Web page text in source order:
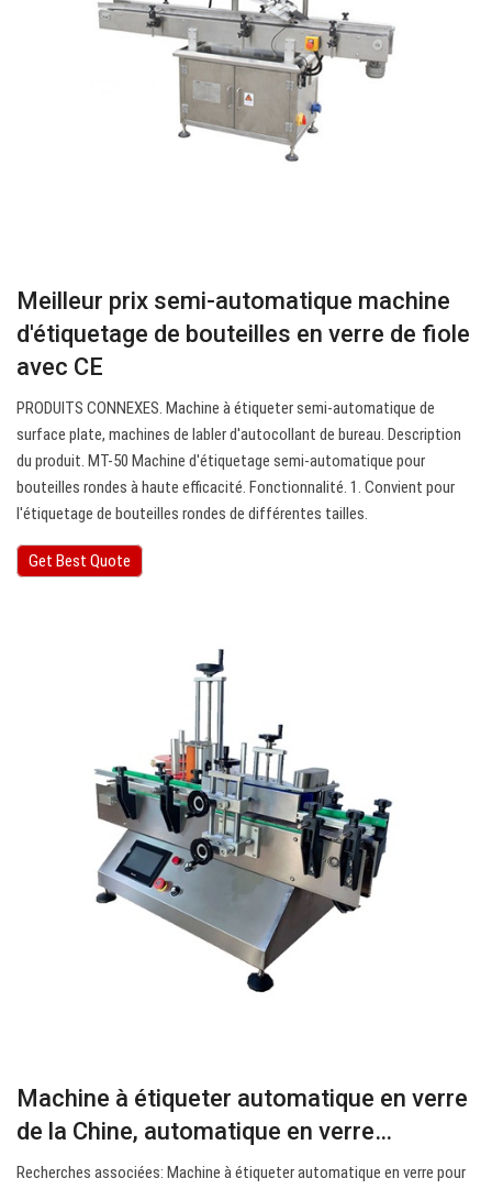
Meilleur prix semi-automatique machine
d'étiquetage de bouteilles en verre de fiole
avec CE
PRODUITS CONNEXES. Machine à étiqueter semi-automatique de
surface plate, machines de labler d'autocollant de bureau. Description
du produit. MT-50 Machine d'étiquetage semi-automatique pour
bouteilles rondes à haute efficacité. Fonctionnalité. 1. Convient pour
l'étiquetage de bouteilles rondes de différentes tailles.
Get Best Quote
Machine à étiqueter automatique en verre
de la Chine, automatique en verre…
Recherches associées: Machine à étiqueter automatique en verre pour